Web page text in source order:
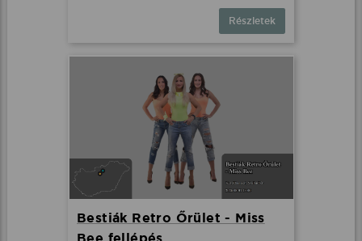
Részletek
Bestiák Retro Őrület - Miss